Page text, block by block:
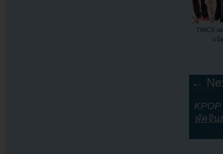
TWICE เ
แบ็
←
พัคจิน